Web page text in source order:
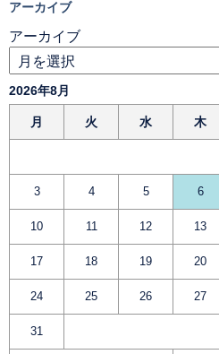
アーカイブ
アーカイブ
2026年8月
月 火 水 木
3 4 5 6
10 11 12 13
17 18 19 20
24 25 26 27
31